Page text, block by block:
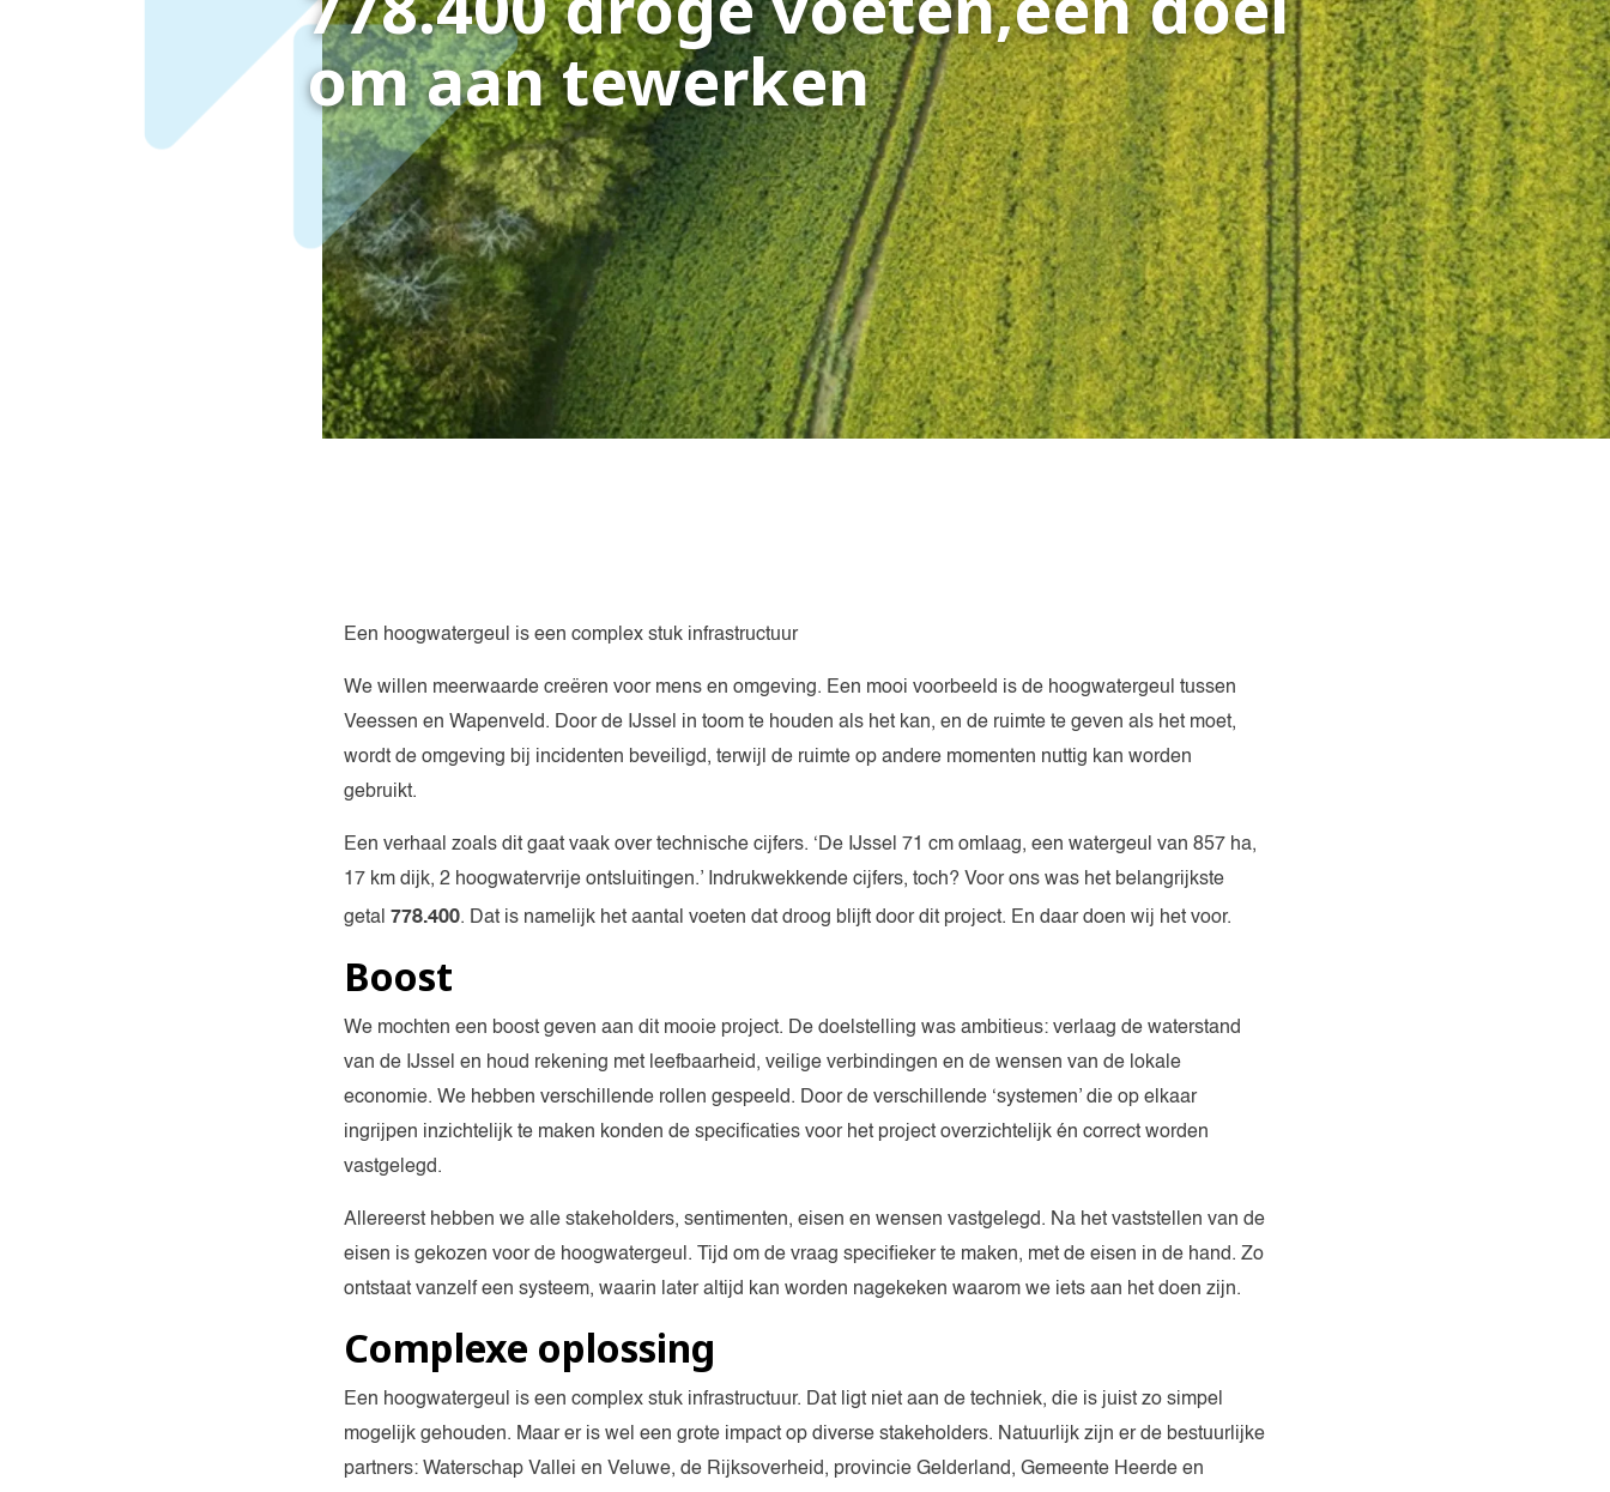
om aan tewerken
Een hoogwatergeul is een complex stuk infrastructuur
We willen meerwaarde creëren voor mens en omgeving. Een mooi voorbeeld is de hoogwatergeul tussen
Veessen en Wapenveld. Door de IJssel in toom te houden als het kan, en de ruimte te geven als het moet,
wordt de omgeving bij incidenten beveiligd, terwijl de ruimte op andere momenten nuttig kan worden
gebruikt.
Een verhaal zoals dit gaat vaak over technische cijfers. ‘De IJssel 71 cm omlaag, een watergeul van 857 ha,
17 km dijk, 2 hoogwatervrije ontsluitingen.’ Indrukwekkende cijfers, toch? Voor ons was het belangrijkste
getal 778.400. Dat is namelijk het aantal voeten dat droog blijft door dit project. En daar doen wij het voor.
Boost
We mochten een boost geven aan dit mooie project. De doelstelling was ambitieus: verlaag de waterstand
van de IJssel en houd rekening met leefbaarheid, veilige verbindingen en de wensen van de lokale
economie. We hebben verschillende rollen gespeeld. Door de verschillende ‘systemen’ die op elkaar
ingrijpen inzichtelijk te maken konden de specificaties voor het project overzichtelijk én correct worden
vastgelegd.
Allereerst hebben we alle stakeholders, sentimenten, eisen en wensen vastgelegd. Na het vaststellen van de
eisen is gekozen voor de hoogwatergeul. Tijd om de vraag specifieker te maken, met de eisen in de hand. Zo
ontstaat vanzelf een systeem, waarin later altijd kan worden nagekeken waarom we iets aan het doen zijn.
Complexe oplossing
Een hoogwatergeul is een complex stuk infrastructuur. Dat ligt niet aan de techniek, die is juist zo simpel
mogelijk gehouden. Maar er is wel een grote impact op diverse stakeholders. Natuurlijk zijn er de bestuurlijke
partners: Waterschap Vallei en Veluwe, de Rijksoverheid, provincie Gelderland, Gemeente Heerde en